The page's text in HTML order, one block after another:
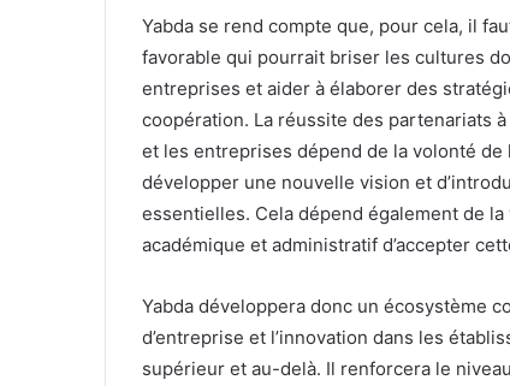
Yabda se rend compte que, pour cela, il
favorable qui pourrait briser les cultures
entreprises et aider à élaborer des
coopération. La réussite des partenariats
et les entreprises dépend de la volonté de
développer une nouvelle vision et
essentielles. Cela dépend également de
académique et administratif d’accepter
Yabda développera donc un écosystème
d’entreprise et l’innovation dans les
supérieur et au-delà. Il renforcera le